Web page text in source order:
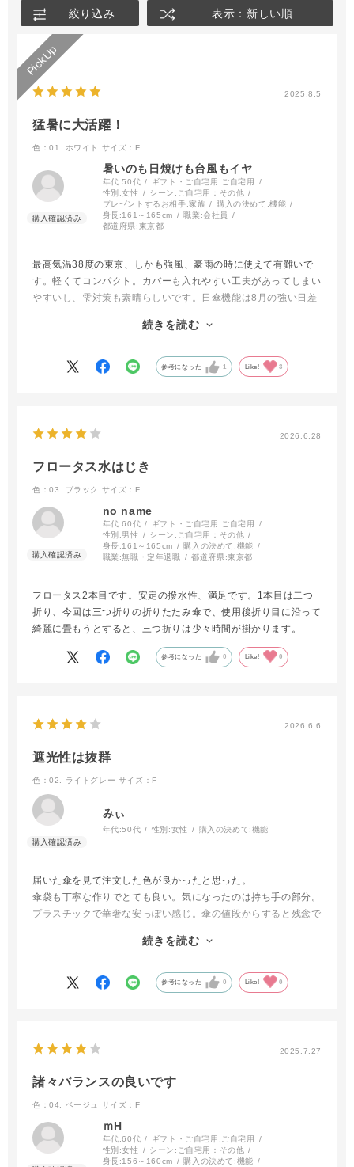
絞り込み 表示：新しい順
2025.8.5
猛暑に大活躍！
色：01. ホワイト サイズ：F
暑いのも日焼けも台風もイヤ
年代:50代 ギフト・ご自宅用:ご自宅用
性別:女性 シーン: ご自宅用：その他
プレゼントするお相手:家族 購入の決めて:機能
身長:161～165cm 職業:会社員
都道府県:東京都
最高気温38度の東京、しかも強風、豪雨の時に使えて有難いで
す。軽くてコンパクト。カバーも入れやすい工夫があってしまい
やすいし、雫対策も素晴らしいです。日傘機能は8月の強い日差
のですが、自分の腕は冷たいまま。傘が身代わりになって守って
ので、この傘を持って本当に良かったと思える商品です。家族に
続きを読む
参考になった 1 Like! 3
2026.6.28
フロータス水はじき
色：03. ブラック サイズ：F
no name
年代:60代 ギフト・ご自宅用: ご自宅用
性別:男性 シーン: ご自宅用：その他
身長:161～165cm 購入の決めて:機能
職業:無職・定年退職 都道府県:東京都
フロータス2本目です。安定の撥水性、満足です。1本目は二つ
折り、今回は三つ折りの折りたたみ傘で、使用後折り目に沿って
綺麗に畳もうとすると、三つ折りは少々時間が掛かります。
参考になった 0 Like! 0
2026.6.6
遮光性は抜群
色：02. ライトグレー サイズ：F
みぃ
年代:50代 性別:女性 購入の決めて:機能
届いた傘を見て注文した色が良かったと思った。
傘袋も丁寧な作りでとても良い。気になったのは持ち手の部分。
プラスチックで華奢な安っぽい感じ。傘の値段からすると残念で
ば自分で取り替えようかと思う。遮光性は凄く良くて、涼しさを
今回は折り畳み傘だったけれど、前回購入したフロータスの長傘
も持ち手が残念だった事を思い出した。初めて長傘の持ち手を見
続きを読む
参考になった 0 Like! 0
2025.7.27
諸々バランスの良いです
色：04. ベージュ サイズ：F
ｍH
年代:60代 ギフト・ご自宅用:ご自宅用
性別:女性 シーン: ご自宅用：その他
身長:156～160cm 購入の決めて:機能